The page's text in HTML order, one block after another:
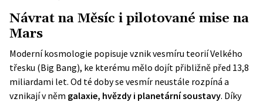
Návrat na Měsíc i pilotované mise na
Mars
Moderní kosmologie popisuje vznik vesmíru teorií Velkého
třesku (Big Bang), ke kterému mělo dojít přibližně před 13,8
miliardami let. Od té doby se vesmír neustále rozpíná a
vznikají v něm galaxie, hvězdy i planetární soustavy. Díky